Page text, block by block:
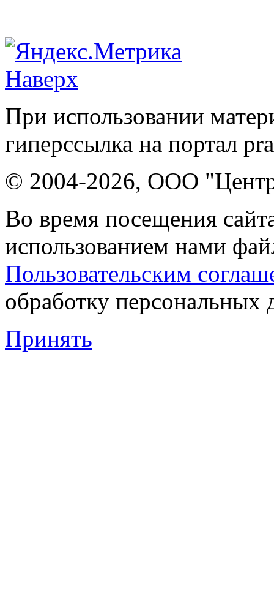
Наверх
При использовании
гиперссылка на портал
© 2004-2026, ООО "Центр
Во время посещения
использованием нами
Пользовательским
обработку персональных
Принять